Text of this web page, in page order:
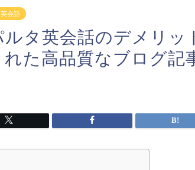
会話
ルタ英会話のデメリッ
れた高品質なブログ記